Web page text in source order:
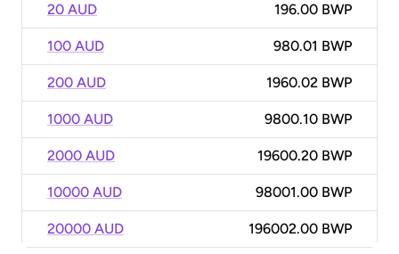
20 AUD 196.00 BWP
100 AUD 980.01 BWP
200 AUD 1960.02 BWP
1000 AUD 9800.10 BWP
2000 AUD 19600.20 BWP
10000 AUD 98001.00 BWP
20000 AUD 196002.00 BWP